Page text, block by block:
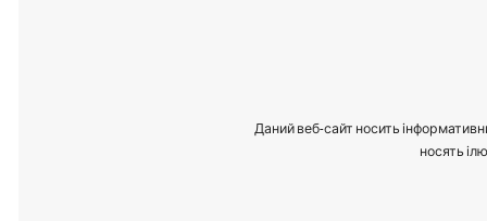
Даний веб-сайт носить
носять